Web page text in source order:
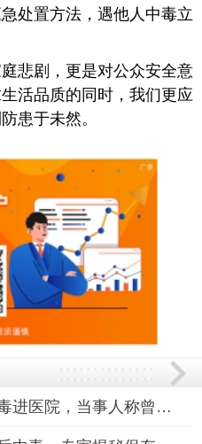
处置方法，遇他人中毒立
剧，更是对公众安全意
活品质的同时，我们更应
患于未然。
四川一家三口吃野蘑菇中毒进医院，当事人称曾让狗先试吃